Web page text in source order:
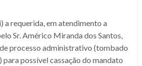
a requerida, em atendimento a
Sr. Américo Miranda dos Santos,
processo administrativo (tombado
possível cassação do mandato